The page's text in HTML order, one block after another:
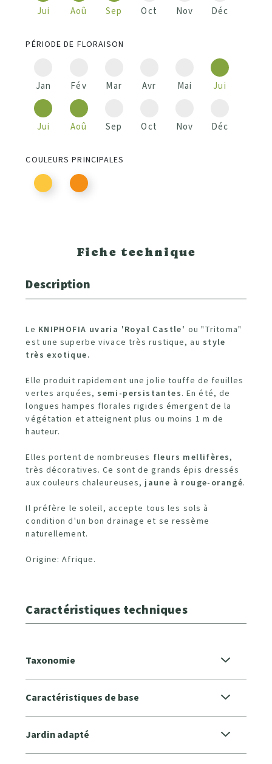
Jui Aoû Sep Oct Nov Déc
PÉRIODE DE FLORAISON
Jan Fév Mar Avr Mai Jui
Jui Aoû Sep Oct Nov Déc
COULEURS PRINCIPALES
Fiche technique
Description
Le KNIPHOFIA uvaria 'Royal Castle' ou "Tritoma"
est une superbe vivace très rustique, au style
très exotique.
Elle produit rapidement une jolie touffe de feuilles
vertes arquées, semi-persistantes. En été, de
longues hampes florales rigides émergent de la
végétation et atteignent plus ou moins 1 m de
hauteur.
Elles portent de nombreuses fleurs mellifères,
très décoratives. Ce sont de grands épis dressés
aux couleurs chaleureuses, jaune à rouge-orangé.
Il préfère le soleil, accepte tous les sols à
condition d'un bon drainage et se ressème
naturellement.
Origine: Afrique.
Caractéristiques techniques
Taxonomie
Caractéristiques de base
Jardin adapté